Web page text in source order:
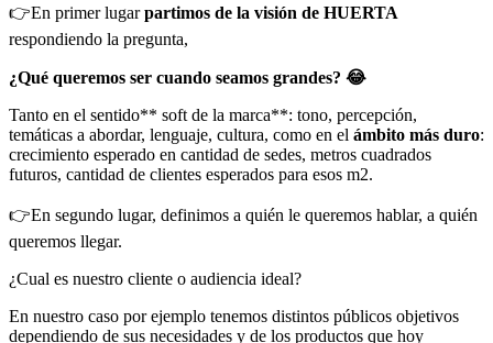
👉En primer lugarpartimos de la visión de HUERTA
respondiendo la pregunta,
¿Qué queremos ser cuando seamos grandes? 😂
Tanto en el sentido** soft de la marca**: tono, percepción,
temáticas a abordar, lenguaje, cultura, como en el ámbito más duro:
crecimiento esperado en cantidad de sedes, metros cuadrados
futuros, cantidad de clientes esperados para esos m2.
👉En segundo lugar, definimos a quién le queremos hablar, a quién
queremos llegar.
¿Cual es nuestro cliente o audiencia ideal?
En nuestro caso por ejemplo tenemos distintos públicos objetivos
dependiendo de sus necesidades y de los productos que hoy